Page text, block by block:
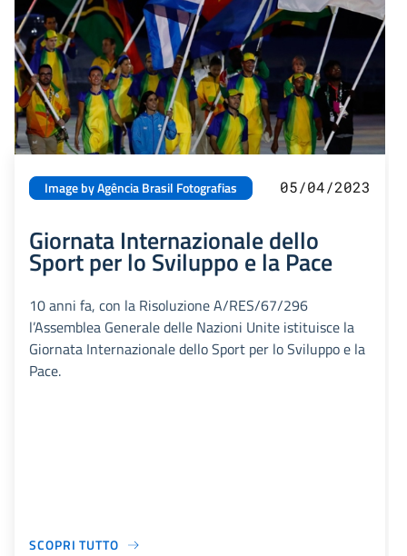
Image by Agência Brasil Fotografias 05/04/2023
Giornata Internazionale dello
Sport per lo Sviluppo e la Pace
10 anni fa, con la Risoluzione A/RES/67/296
l’Assemblea Generale delle Nazioni Unite istituisce la
Giornata Internazionale dello Sport per lo Sviluppo e la
Pace.
SCOPRI TUTTO